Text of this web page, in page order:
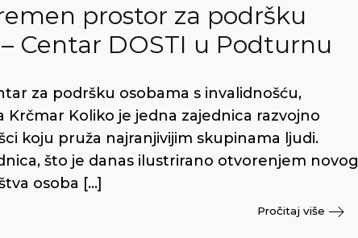
prostor za podršku
Centar DOSTI u Podturnu
za podršku osobama s invalidnošću,
Koliko je jedna zajednica razvojno
koju pruža najranjivijim skupinama ljudi.
što je danas ilustrirano otvorenjem novog
osoba […]
Pročitaj više